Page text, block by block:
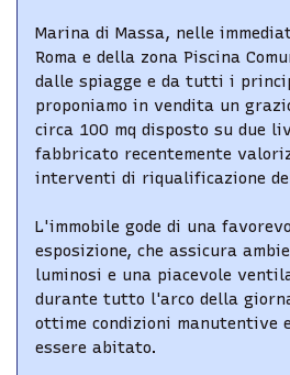
Marina di Massa, nelle
Roma e della zona Piscina
dalle spiagge e da tutti i
proponiamo in vendita un
circa 100 mq disposto su due
fabbricato recentemente
interventi di riqualificazione
L'immobile gode di una
esposizione, che assicura
luminosi e una piacevole
durante tutto l'arco della
ottime condizioni manutentive
essere abitato.